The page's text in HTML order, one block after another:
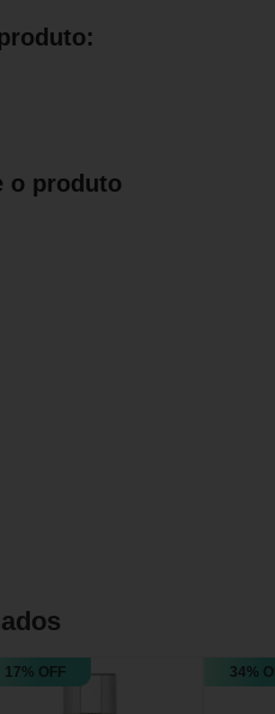
o produto
17% OFF 34%